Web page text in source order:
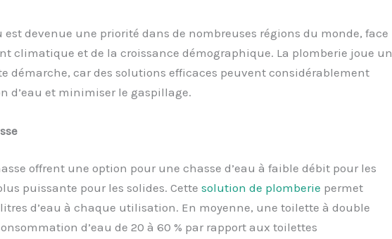
est devenue une priorité dans de nombreuses régions du monde, face
climatique et de la croissance démographique. La plomberie joue un
démarche, car des solutions efficaces peuvent considérablement
d’eau et minimiser le gaspillage.
offrent une option pour une chasse d’eau à faible débit pour les
puissante pour les solides. Cette solution de plomberie permet
d’eau à chaque utilisation. En moyenne, une toilette à double
d’eau de 20 à 60 % par rapport aux toilettes